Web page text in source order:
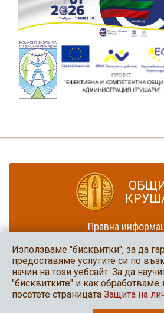
Правна
Карта на сайта
Община
в социалните
Използваме "бисквитки", за да
предоставяме услугите си по
начин на този уебсайт. За да
"бисквитките" и как обработваме
посетете страницата Защита на